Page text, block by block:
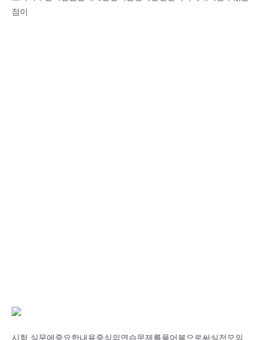
점이
시험,실무에중요한내용중심의연습문제를풀어봄으로써실전모의